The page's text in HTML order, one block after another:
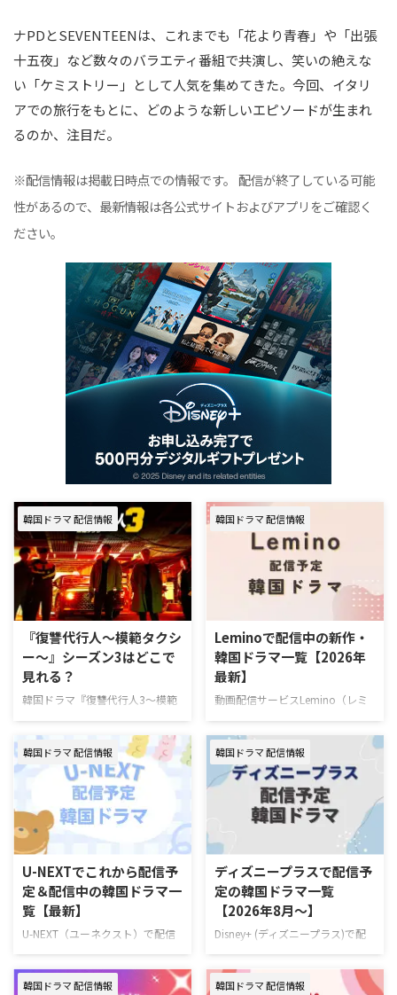
ナPDとSEVENTEENは、これまでも「花より青春」や「出張
十五夜」など数々のバラエティ番組で共演し、笑いの絶えな
い「ケミストリー」として人気を集めてきた。今回、イタリ
アでの旅行をもとに、どのような新しいエピソードが生まれ
るのか、注目だ。
※配信情報は掲載日時点での情報です。 配信が終了している可能
性があるので、最新情報は各公式サイトおよびアプリをご確認く
ださい。
韓国ドラマ 配信情報
『復讐代行人～模範タクシ
ー～』シーズン3はどこで
見れる？
韓国ドラマ『復讐代行人3～模範
タクシー～』を視聴できる動画配
信サービスやあらすじ、キャスト
の情報をまとめた。 韓国ドラマ
『復讐代行人3～模範タクシー
～』配信情報 『復讐代行人3～模
範タクシー～』はを視聴できる動
画配信サービスは下記の通り。
動画配信サービス配信状況
Leminoプレミアム Hulu U-NEXT
Prime Video※有料 Disney+
Netflix 『復讐代行人3～模範タク
シー～』を見るならLemino！
Leminoプレミアムは、新規の登
料期間中に解 …
韓国ドラマ 配信情報
Leminoで配信中の新作・
韓国ドラマ一覧【2026年
最新】
動画配信サービスLemino（レミ
ノ）で配信中の新作・人気韓国ド
ラマを一挙紹介！（随時更新）
Leminoで7月にスタートする韓国
ドラマ 韓国ドラマ『推しデビュ
― ～My Idol, My Debut～』 7月
16日（木）スタート 推しの悲劇
的な死を阻止するため8年前へタ
イムスリップしたファンが、アイ
ドル練習生として運命を変えよう
と奮闘するタイムスリップK-POP
ロマンスコメディ。 演出ハン・
グムビ 脚本チェ・ヨンス キャス
トQ（THE BOYZ）、ファン・ジ
（tripleS …
韓国ドラマ 配信情報
U-NEXTでこれから配信予
定＆配信中の韓国ドラマ一
覧【最新】
U-NEXT（ユーネクスト）で配信
予定の韓国ドラマラインナップを
一挙ご紹介！ さらに、最近配信
が始まった大注目の新作も合わせ
韓国ドラマ 配信情報
ディズニープラスで配信予
定の韓国ドラマ一覧
【2026年8月～】
Disney+ (ディズニープラス)で配
信予定の新作・人気韓国ドラマ、
ドキュメンタリーを一挙紹介！
（随時更新） ディズニープラスで
韓国ドラマ 配信情報 韓国ドラマ 配信情報